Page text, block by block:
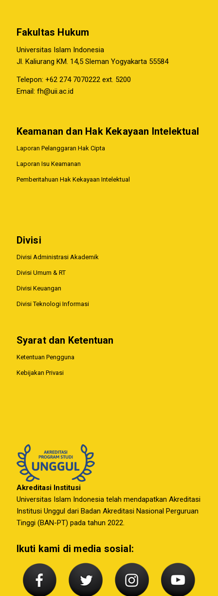
Fakultas Hukum
Universitas Islam Indonesia
Jl. Kaliurang KM. 14,5 Sleman Yogyakarta 55584
Telepon: +62 274 7070222 ext. 5200
Email: fh@uii.ac.id
Keamanan dan Hak Kekayaan Intelektual
Laporan Pelanggaran Hak Cipta
Laporan Isu Keamanan
Pemberitahuan Hak Kekayaan Intelektual
Divisi
Divisi Administrasi Akademik
Divisi Umum & RT
Divisi Keuangan
Divisi Teknologi Informasi
Syarat dan Ketentuan
Ketentuan Pengguna
Kebijakan Privasi
Akreditasi Institusi
Universitas Islam Indonesia telah mendapatkan Akreditasi
Institusi Unggul dari Badan Akreditasi Nasional Perguruan
Tinggi (BAN-PT) pada tahun 2022.
Ikuti kami di media sosial: